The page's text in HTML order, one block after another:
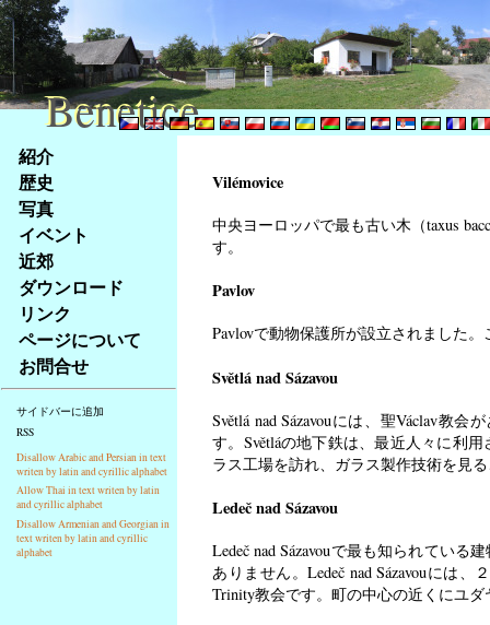
Na
obsah
stránky
Klávesové
zkratky
tomto
webu
základní
Hlavní
strana
紹介
歴史
写真
イベント
近郊
ダウンロード
リンク
ページについて
お問合せ
サイドバーに追加
RSS
Disallow Arabic and Persian in text
writen by latin and cyrillic alphabet
Allow Thai in text writen by latin
and cyrillic alphabet
Disallow Armenian and Georgian in
text writen by latin and cyrillic
alphabet
Vilémovice
中央ヨーロッパで最も古い木（taxus
す。
Pavlov
Pavlovで動物保護所が設立されました
Světlá nad Sázavou
Světlá nad Sázavouには、聖Václav教
す。Světláの地下鉄は、最近人々に利
ラス工場を訪れ、ガラス製作技術を見
Ledeč nad Sázavou
Ledeč nad Sázavouで最も知られてい
ありません。Ledeč nad Sázavouには
Trinity教会です。町の中心の近くにユ
Benetice
Benetice